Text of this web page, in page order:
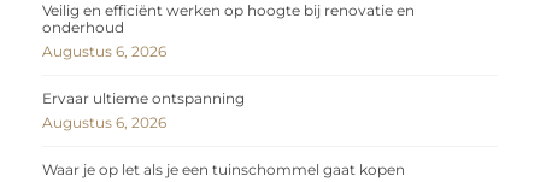
Veilig en efficiënt werken op hoogte bij renovatie en
onderhoud
Augustus 6, 2026
Ervaar ultieme ontspanning
Augustus 6, 2026
Waar je op let als je een tuinschommel gaat kopen